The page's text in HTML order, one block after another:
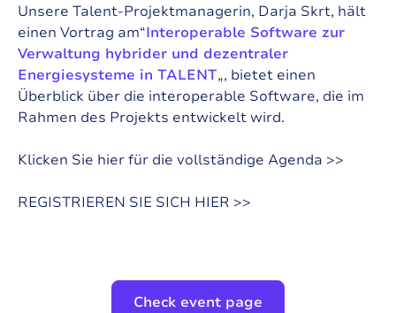
Unsere Talent-Projektmanagerin, Darja Skrt, hält
einen Vortrag am“Interoperable Software zur
Verwaltung hybrider und dezentraler
Energiesysteme in TALENT„, bietet einen
Überblick über die interoperable Software, die im
Rahmen des Projekts entwickelt wird.
Klicken Sie hier für die vollständige Agenda >>
REGISTRIEREN SIE SICH HIER >>
Check event page